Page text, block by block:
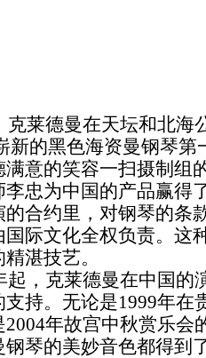
莱德曼在天坛和北海
新的黑色海资曼钢琴第
满意的笑容一扫摄制组
李忠为中国的产品赢得
的合约里，对钢琴的条
国际文化全权负责。这
湛技艺。
，克莱德曼在中国的
持。无论是1999年在
2004年故宫中秋赏乐会
钢琴的美妙音色都得到